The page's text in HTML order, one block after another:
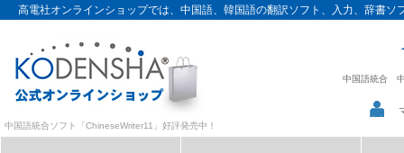
高電社オンラインショップでは、中国語、韓国語の翻訳ソフト、入力、辞書
中国語統合ソフト「ChineseWriter11」好評発売中！
中国語統合